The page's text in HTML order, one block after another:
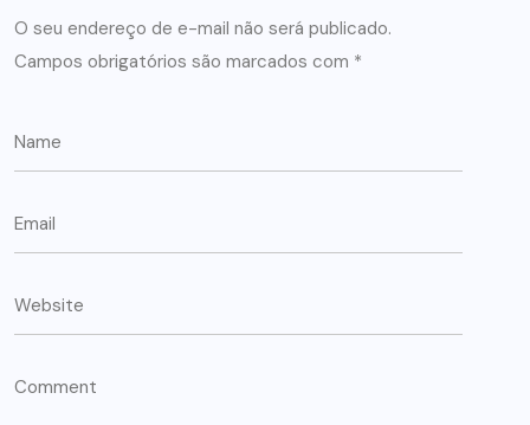
O seu endereço de e-mail não será publicado.
Campos obrigatórios são marcados com *